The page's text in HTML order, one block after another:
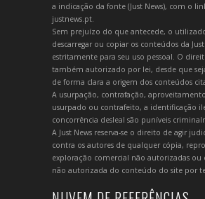
a indicação da fonte (Just News), com o
justnews.pt.
Sem prejuízo do que antecede, o
descarregar ou copiar os conteúdos da Just
estritamente para seu uso pessoal. O
também autorizado por lei, desde que
de forma clara a origem dos conteúdos
A usurpação, contrafação,
usurpado ou contrafeito, a identificação
concorrência desleal são puníveis
A Just News reserva-se o direito de agir
contra os autores de qualquer cópia,
exploração comercial não autorizadas
não autorizada do conteúdo do site por